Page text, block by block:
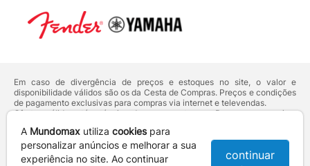
Em caso de divergência de preços e estoques no site, o valor e
disponibilidade válidos são os da Cesta de Compras. Preços e condições
de pagamento exclusivas para compras via internet e televendas.
Ofertas válidas até o término de nossos estoques. Para compras acima
deVenda Corporativa.
Os preços apresentados no site prevalecem sobre outros anunciados em
qualquer outro meio de comunicação ou sites de buscas. Código de
A Mundomax utiliza cookiespara
personalizar anúncios e melhorar a sua
experiência no site. Ao continuar
continuar